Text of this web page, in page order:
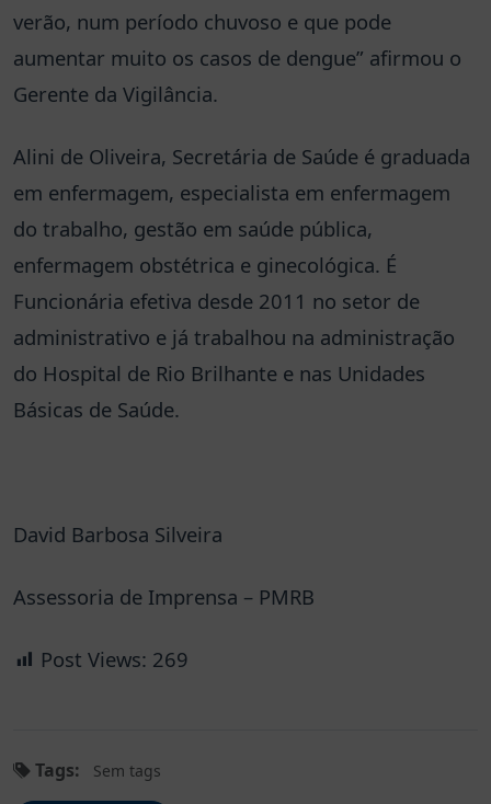
verão, num período chuvoso e que pode
aumentar muito os casos de dengue” afirmou o
Gerente da Vigilância.
Alini de Oliveira, Secretária de Saúde é graduada
em enfermagem, especialista em enfermagem
do trabalho, gestão em saúde pública,
enfermagem obstétrica e ginecológica. É
Funcionária efetiva desde 2011 no setor de
administrativo e já trabalhou na administração
do Hospital de Rio Brilhante e nas Unidades
Básicas de Saúde.
David Barbosa Silveira
Assessoria de Imprensa – PMRB
Post Views: 269
Tags: Sem tags